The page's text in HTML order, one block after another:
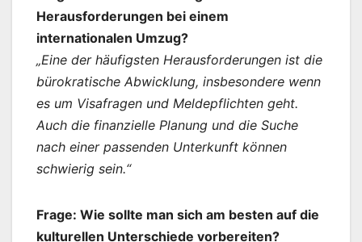
Herausforderungen bei einem
internationalen Umzug?
„Eine der häufigsten Herausforderungen ist die
bürokratische Abwicklung, insbesondere wenn
es um Visafragen und Meldepflichten geht.
Auch die finanzielle Planung und die Suche
nach einer passenden Unterkunft können
schwierig sein.“
Frage: Wie sollte man sich am besten auf die
kulturellen Unterschiede vorbereiten?